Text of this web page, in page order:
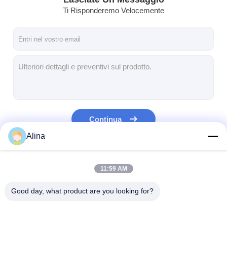
Orologio di quarzo a cinghia in pelle
Orologio a cinghia in acciaio inossidabile
Un orologio per coppia elegante
Orologio per bambini
Ti Risponderemo Velocemente
Continua
Alina
11:59 AM
Good day, what product are you looking for?